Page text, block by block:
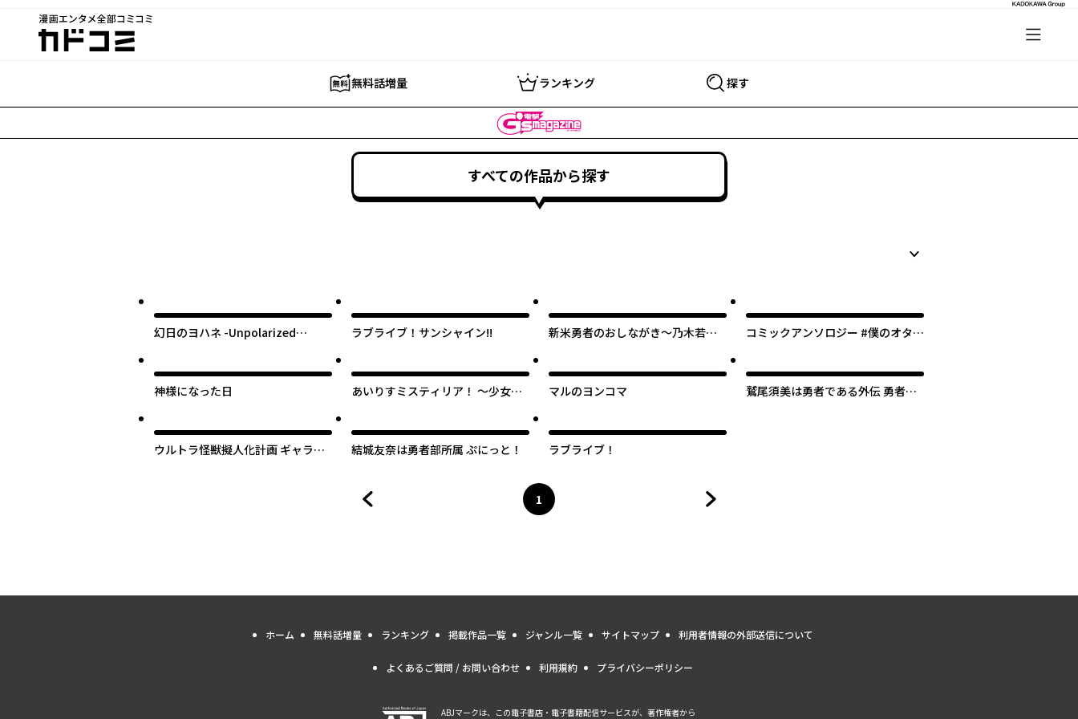
漫画エンタメ全部コミコミ
カドコミ
無料話増量 ランキング 探す
すべての作品から探す
幻日のヨハネ -Unpolarized
ラブライブ！サンシャイン!!
新米勇者のおしながき～乃木若葉
コミックアンソロジー #僕のオタク
神様になった日
あいりすミスティリア！ ～少女の
マルのヨンコマ
鷲尾須美は勇者である外伝 勇者行
ウルトラ怪獣擬人化計画 ギャラク
結城友奈は勇者部所属 ぷにっと！ ラブライブ！
ページ
1
へ
ホーム 無料話増量 ランキング 掲載作品一覧 ジャンル一覧 サイトマップ 利用者情報の外部送信について
よくあるご質問 / お問い合わせ 利用規約 プライバシーポリシー
ABJマークは、この電子書店・電子書籍配信サービスが、著作権者から